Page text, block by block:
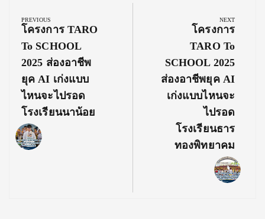
navigation
PREVIOUS
Previous
Post:
โครงการ TARO
To SCHOOL
2025 ส่องอาชีพ
ยุค AI เก่งแบบ
ไหนจะไปรอด
โรงเรียนนาน้อย
NEXT
Next
Post:
โครงการ
TARO To
SCHOOL 2025
ส่องอาชีพยุค AI
เก่งแบบไหนจะ
ไปรอด
โรงเรียนธาร
ทองพิทยาคม